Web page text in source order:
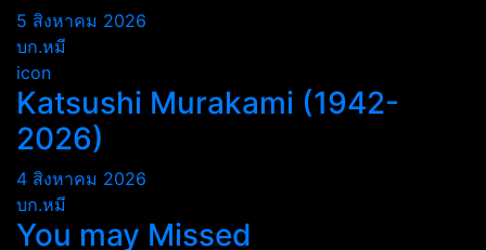
5 สิงหาคม 2026
บก.หมี
icon
Katsushi Murakami (1942-
2026)
4 สิงหาคม 2026
บก.หมี
You may Missed